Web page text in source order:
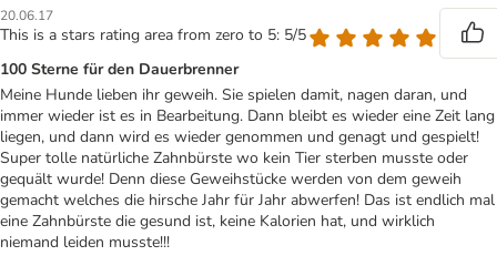
20.06.17
This is a stars rating area from zero to 5: 5/5
100 Sterne für den Dauerbrenner
Meine Hunde lieben ihr geweih. Sie spielen damit, nagen daran, und
immer wieder ist es in Bearbeitung. Dann bleibt es wieder eine Zeit lang
liegen, und dann wird es wieder genommen und genagt und gespielt!
Super tolle natürliche Zahnbürste wo kein Tier sterben musste oder
gequält wurde! Denn diese Geweihstücke werden von dem geweih
gemacht welches die hirsche Jahr für Jahr abwerfen! Das ist endlich mal
eine Zahnbürste die gesund ist, keine Kalorien hat, und wirklich
niemand leiden musste!!!